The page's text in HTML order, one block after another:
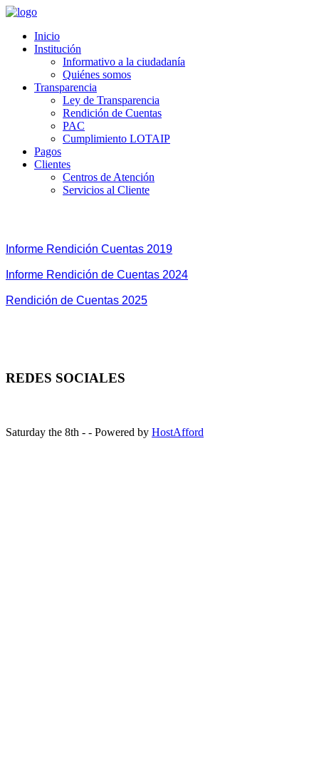
Inicio
Institución
Informativo a la ciudadanía
Quiénes somos
Transparencia
Ley de Transparencia
Rendición de Cuentas
PAC
Cumplimiento LOTAIP
Pagos
Clientes
Centros de Atención
Servicios al Cliente
Informe Rendición Cuentas 2019
Informe Rendición de Cuentas 2024
Rendición de Cuentas 2025
REDES SOCIALES
Saturday the 8th - - Powered by HostAfford